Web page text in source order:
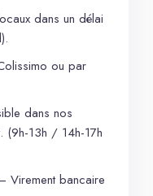
dans un délai
ou par
dans nos
(9h-13h / 14h-17h
Virement bancaire